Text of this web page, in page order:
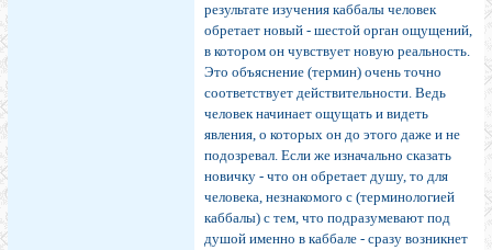
результате изучения каббалы человек
обретает новый - шестой орган ощущений,
в котором он чувствует новую реальность.
Это объяснение (термин) очень точно
соответствует действительности. Ведь
человек начинает ощущать и видеть
явления, о которых он до этого даже и не
подозревал. Если же изначально сказать
новичку - что он обретает душу, то для
человека, незнакомого с (терминологией
каббалы) с тем, что подразумевают под
душой именно в каббале - сразу возникнет